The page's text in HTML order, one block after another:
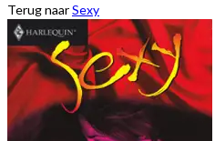
Terug naarSexy